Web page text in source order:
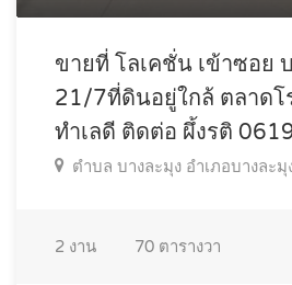
ขายที่ โลเคชั่น เข้าซอย
21/7ที่ดินอยู่ใกล้ ตลาดโ
ทำเลดี ติดต่อ ผึ้งรติ
ตำบล บางละมุง อำเภอบางละ
2 งาน 70 ตารางวา